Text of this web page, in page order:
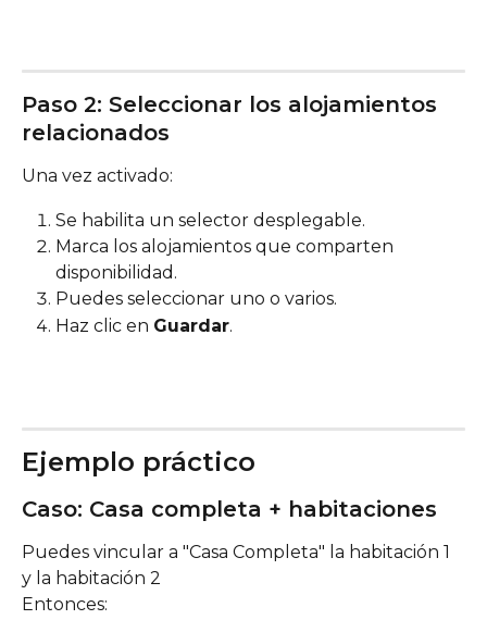
Paso 2: Seleccionar los alojamientos
relacionados
Una vez activado:
Se habilita un selector desplegable.
Marca los alojamientos que comparten
disponibilidad.
Puedes seleccionar uno o varios.
Haz clic en Guardar.
Ejemplo práctico
Caso: Casa completa + habitaciones
Puedes vincular a "Casa Completa" la habitación 1
y la habitación 2
Entonces: